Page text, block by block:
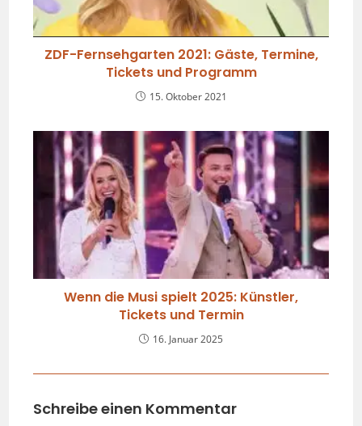
ZDF-Fernsehgarten 2021: Gäste, Termine,
Tickets und Programm
15. Oktober 2021
Wenn die Musi spielt 2025: Künstler,
Tickets und Termin
16. Januar 2025
Schreibe einen Kommentar